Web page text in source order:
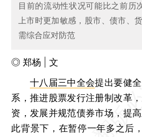
目前的流动性状况可能比之前历
上市时更加敏感，股市、债市、
需综合应对防范
◎ 郑杨 | 文
十八届三中全会提出要健
系，推进股票发行注册制改革
资，发展并规范债券市场，提
此背景下，在暂停一年多之后，